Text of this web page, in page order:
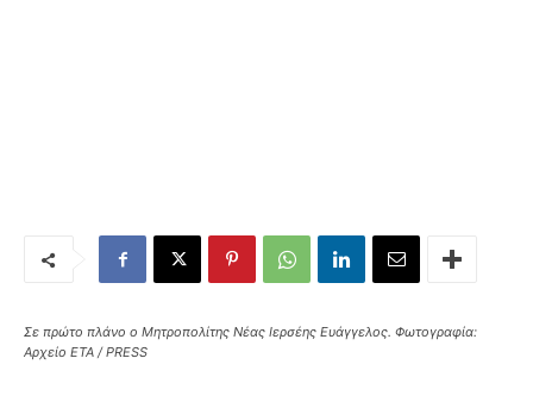
Σε πρώτο πλάνο ο Μητροπολίτης Νέας Ιερσέης Ευάγγελος. Φωτογραφία:
Αρχείο ETA / PRESS